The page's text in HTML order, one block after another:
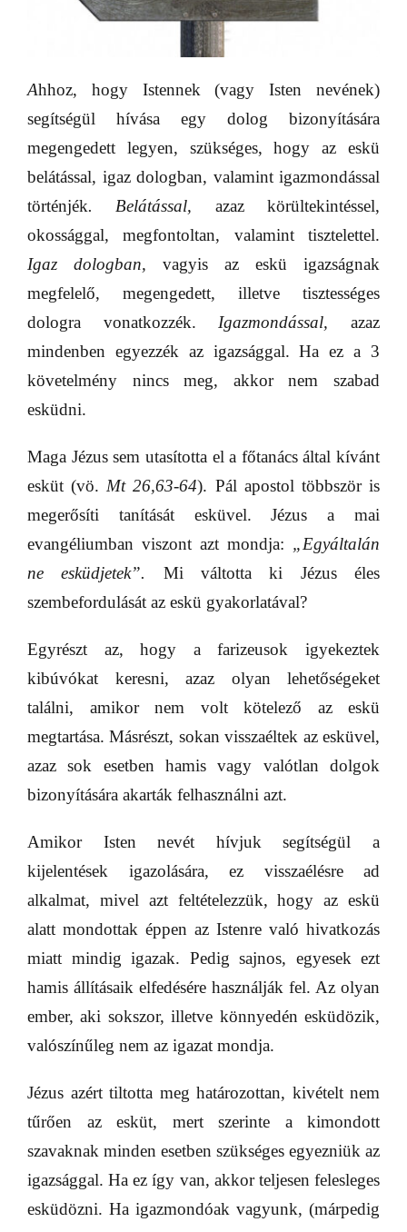
Ahhoz, hogy Istennek (vagy Isten nevének)
segítségül hívása egy dolog bizonyítására
megengedett legyen, szükséges, hogy az eskü
belátással, igaz dologban, valamint igazmondással
történjék. Belátással, azaz körültekintéssel,
okossággal, megfontoltan, valamint tisztelettel.
Igaz dologban, vagyis az eskü igazságnak
megfelelő, megengedett, illetve tisztességes
dologra vonatkozzék. Igazmondással, azaz
mindenben egyezzék az igazsággal. Ha ez a 3
követelmény nincs meg, akkor nem szabad
esküdni.
Maga Jézus sem utasította el a főtanács által kívánt
esküt (vö. Mt 26,63-64). Pál apostol többször is
megerősíti tanítását esküvel. Jézus a mai
evangéliumban viszont azt mondja: „Egyáltalán
ne esküdjetek”.
Mi váltotta ki Jézus éles
szembefordulását az eskü gyakorlatával?
Egyrészt az, hogy a farizeusok igyekeztek
kibúvókat keresni, azaz olyan lehetőségeket
találni, amikor nem volt kötelező az eskü
megtartása. Másrészt, sokan visszaéltek az esküvel,
azaz sok esetben hamis vagy valótlan dolgok
bizonyítására akarták felhasználni azt.
Amikor Isten nevét hívjuk segítségül a
kijelentések igazolására, ez visszaélésre ad
alkalmat, mivel azt feltételezzük, hogy az eskü
alatt mondottak éppen az Istenre való hivatkozás
miatt mindig igazak. Pedig sajnos, egyesek ezt
hamis állításaik elfedésére használják fel. Az olyan
ember, aki sokszor, illetve könnyedén esküdözik,
valószínűleg nem az igazat mondja.
Jézus azért tiltotta meg határozottan, kivételt nem
tűrően az esküt, mert szerinte a kimondott
szavaknak minden esetben szükséges egyezniük az
igazsággal. Ha ez így van, akkor teljesen felesleges
esküdözni. Ha igazmondóak vagyunk, (márpedig